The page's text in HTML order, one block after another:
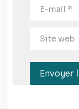
Envoyer